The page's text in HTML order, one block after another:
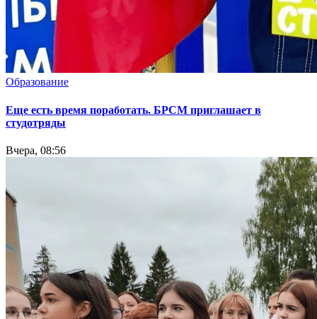
Образование
Еще есть время поработать. БРСМ приглашает в
студотряды
Вчера, 08:56